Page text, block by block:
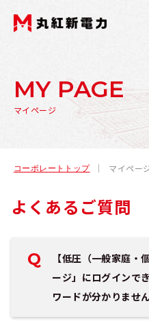
MY PAGE
マイページ
コーポレートトップ マイペー
よくあるご質問
Q
【低圧（一般家庭・
ージ」にログインで
ワードが分かりません